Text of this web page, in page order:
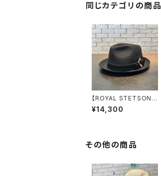
同じカテゴリの商品
【ROYAL STETSON】
New Lescaut Linen
Waffle ハット
¥14,300
その他の商品